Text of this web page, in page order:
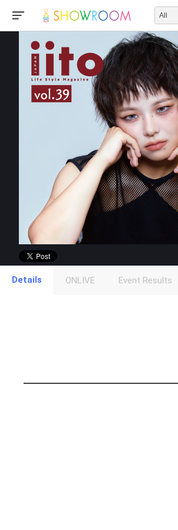
Level Points
Throw gifts to the stage and join the
First, try throwing free Stars (once a
(available from 1 JPY)! When you
To cheer on performers, you can send
To send performers paid items, you
Details ONLIVE Event Results